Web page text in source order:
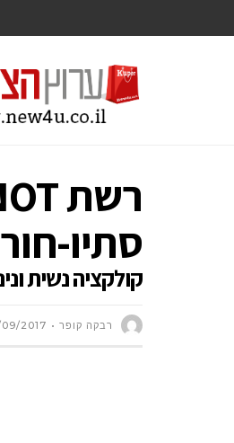
סתיו-חורף
קולקציה נשית
רבקה קופר 04/09/2017 – י״ג